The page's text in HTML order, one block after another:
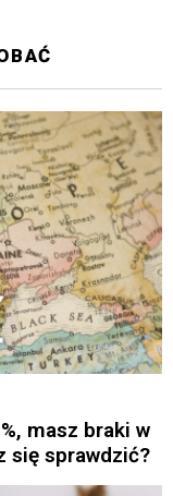
masz braki w
się sprawdzić?